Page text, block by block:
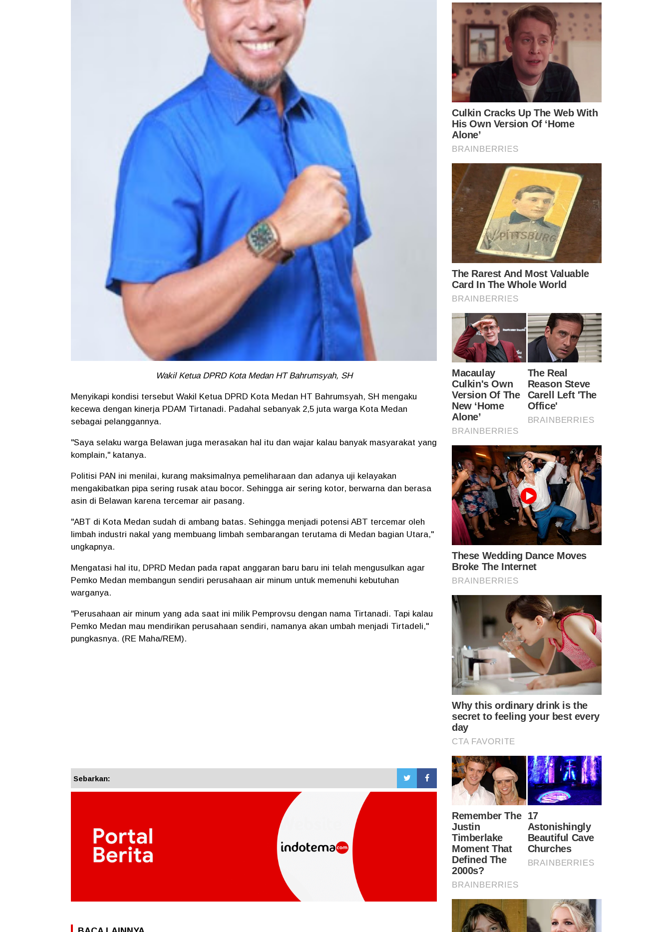
Wakil Ketua DPRD Kota Medan HT Bahrumsyah, SH
Menyikapi kondisi tersebut Wakil Ketua DPRD Kota Medan HT Bahrumsyah, SH mengaku
kecewa dengan kinerja PDAM Tirtanadi. Padahal sebanyak 2,5 juta warga Kota Medan
sebagai pelanggannya.
"Saya selaku warga Belawan juga merasakan hal itu dan wajar kalau banyak masyarakat yang
komplain," katanya.
Politisi PAN ini menilai, kurang maksimalnya pemeliharaan dan adanya uji kelayakan
mengakibatkan pipa sering rusak atau bocor. Sehingga air sering kotor, berwarna dan berasa
asin di Belawan karena tercemar air pasang.
"ABT di Kota Medan sudah di ambang batas. Sehingga menjadi potensi ABT tercemar oleh
limbah industri nakal yang membuang limbah sembarangan terutama di Medan bagian Utara,"
ungkapnya.
Mengatasi hal itu, DPRD Medan pada rapat anggaran baru baru ini telah mengusulkan agar
Pemko Medan membangun sendiri perusahaan air minum untuk memenuhi kebutuhan
warganya.
"Perusahaan air minum yang ada saat ini milik Pemprovsu dengan nama Tirtanadi. Tapi kalau
Pemko Medan mau mendirikan perusahaan sendiri, namanya akan umbah menjadi Tirtadeli,"
pungkasnya. (RE Maha/REM).
Sebarkan: